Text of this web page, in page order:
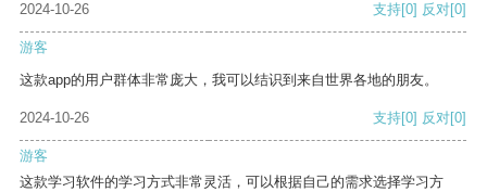
2024-10-26 支持[0] 反对[0]
游客
这款app的用户群体非常庞大，我可以结识到来自世界各地的朋友。
2024-10-26 支持[0] 反对[0]
游客
这款学习软件的学习方式非常灵活，可以根据自己的需求选择学习方